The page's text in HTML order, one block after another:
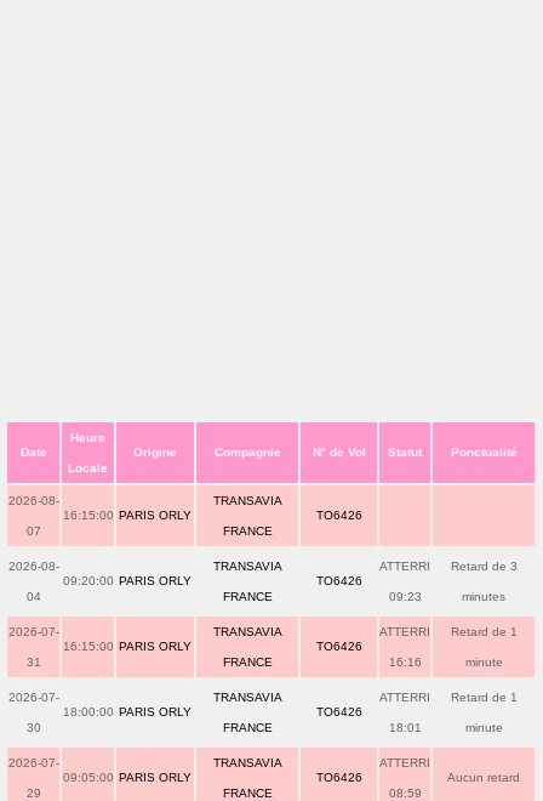
Date
Heure
Locale
Origine Compagnie N° de Vol Statut Ponctualité
2026-08-
07
16:15:00 PARIS ORLY
TRANSAVIA
FRANCE
TO6426
2026-08-
04
09:20:00 PARIS ORLY
TRANSAVIA
FRANCE
TO6426
ATTERRI
09:23
Retard de 3
minutes
2026-07-
31
16:15:00 PARIS ORLY
TRANSAVIA
FRANCE
TO6426
ATTERRI
16:16
Retard de 1
minute
2026-07-
30
18:00:00 PARIS ORLY
TRANSAVIA
FRANCE
TO6426
ATTERRI
18:01
Retard de 1
minute
2026-07-
29
09:05:00 PARIS ORLY
TRANSAVIA
FRANCE
TO6426
ATTERRI
08:59
Aucun retard